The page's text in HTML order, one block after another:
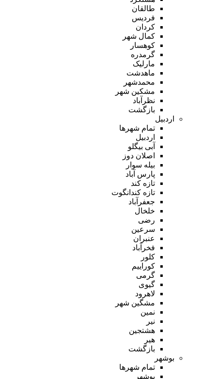
طالقان
فردیس
کردان
کمال شهر
کوهسار
گرمدره
مارلیک
ماهدشت
محمدشهر
مشکین شهر
نظرآباد
بازگشت
اردبیل
تمام شهر‌ها
اردبیل
آبی بیگلو
اصلان دوز
بیله سوار
پارس آباد
تازه کند
تازه کندانگوت
جعفرآباد
خلخال
رضی
سرعین
عنبران
فخرآباد
کلور
کوراییم
گرمی
گیوی
لاهرود
مشگین شهر
نمین
نیر
هشتجین
هیر
بازگشت
بوشهر
تمام شهر‌ها
بوشهر